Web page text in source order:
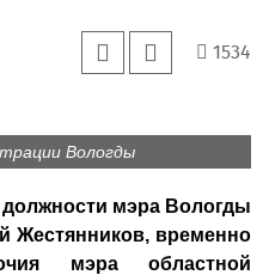
1534
Вологды
мэра Вологды
Жестянников, временно
мэра областной